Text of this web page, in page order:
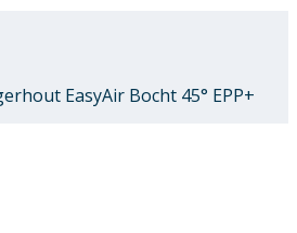
EasyAir Bocht 45° EPP+